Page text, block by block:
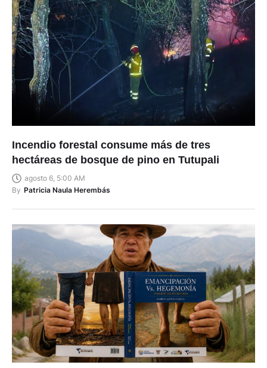
Incendio forestal consume más de tres
hectáreas de bosque de pino en Tutupali
agosto 6, 5:00 AM
By Patricia Naula Herembás